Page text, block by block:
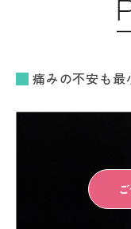
痛みの不安も最